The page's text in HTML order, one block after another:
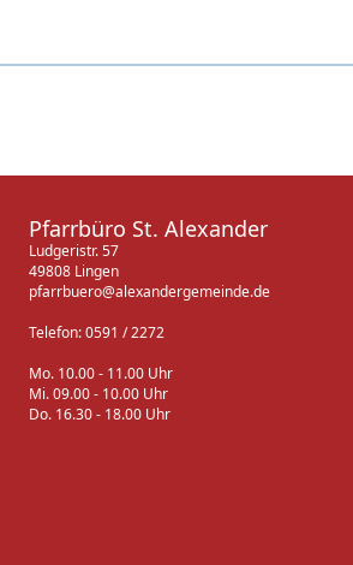
Pfarrbüro St. Alexander
Ludgeristr. 57
49808 Lingen
pfarrbuero@alexandergemeinde.de
Telefon: 0591 / 2272
Mo. 10.00 - 11.00 Uhr
Mi. 09.00 - 10.00 Uhr
Do. 16.30 - 18.00 Uhr